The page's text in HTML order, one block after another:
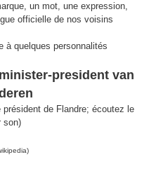
un mot, une expression,
officielle de nos voisins
à quelques personnalités
president van
de Flandre; écoutez le
son)